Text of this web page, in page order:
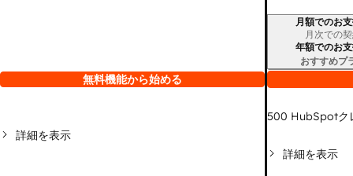
無料機能から始める
詳細を表示
請求期間月額でのお
月次での
年額でのお
おすすめプ
500 HubSpotク
詳細を表示